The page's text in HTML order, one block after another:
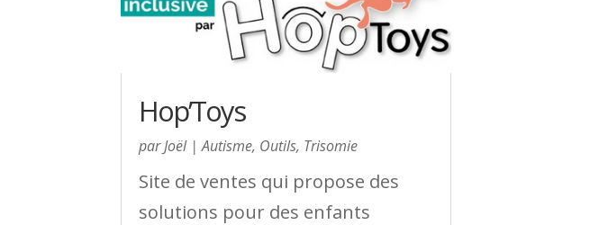
Hop’Toys
parJoël|Autisme, Outils, Trisomie
Site de ventes qui propose des
solutions pour des enfants